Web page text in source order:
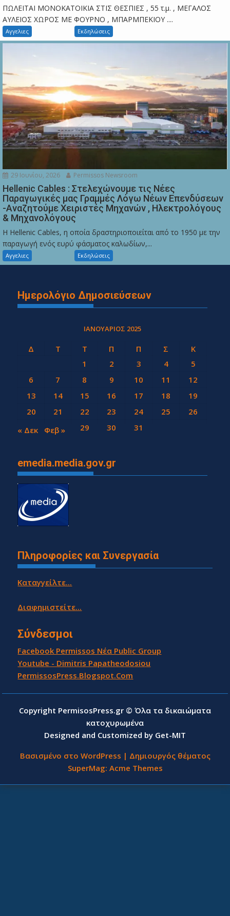
ΠΩΛΕΙΤΑΙ ΜΟΝΟΚΑΤΟΙΚΙΑ ΣΤΙΣ ΘΕΣΠΙΕΣ , 55 τ.μ. , ΜΕΓΑΛΟΣ
ΑΥΛΕΙΟΣ ΧΩΡΟΣ ΜΕ ΦΟΥΡΝΟ , ΜΠΑΡΜΠΕΚΙΟΥ ....
Αγγελιες Εκδηλώσεις
29 Ιουνίου, 2026 Permissos Newsroom
Hellenic Cables : Στελεχώνουμε τις Νέες
Παραγωγικές μας Γραμμές Λόγω Νέων Επενδύσεων
-Αναζητούμε Χειριστές Μηχανών , Ηλεκτρολόγους
& Μηχανολόγους
Η Hellenic Cables, η οποία δραστηριοποιείται από το 1950 με την
παραγωγή ενός ευρύ φάσματος καλωδίων,...
Αγγελιες Εκδηλώσεις
Ημερολόγιο Δημοσιεύσεων
ΙΑΝΟΥΆΡΙΟΣ 2025
Δ Τ Τ Π Π Σ
Κ
1
2 3 4
5
6
7 8 9 10 11
12
13
14 15 16 17 18
19
20
21 22 23 24 25
26
27
28 29 30 31
« Δεκ Φεβ »
emedia.media.gov.gr
Πληροφορίες και Συνεργασία
Καταγγείλτε...
Διαφημιστείτε...
Σύνδεσμοι
Facebook Permissos Νέα Public Group
Youtube - Dimitris Papatheodosiou
PermissosPress.Blogspot.Com
Copyright PermisosPress.gr © Όλα τα δικαιώματα
κατοχυρωμένα
Designed and Customized by Get-MIT
Βασισμένο στο WordPress | Δημιουργός θέματος
SuperMag: Acme Themes